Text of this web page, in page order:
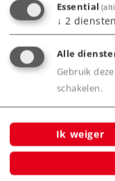
Essential
↓ 2 diensten
Alle
Gebruik
schakelen.
Ik weiger